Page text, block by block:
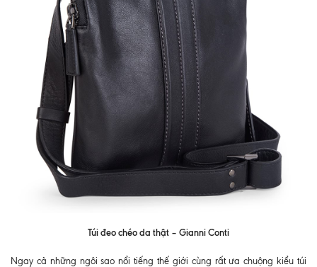
Túi đeo chéo da thật – Gianni Conti
Ngay cả những ngôi sao nổi tiếng thế giới cùng rất ưa chuộng kiểu túi